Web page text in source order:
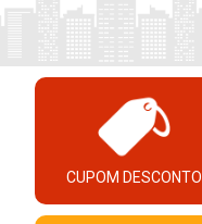
CUPOM DESCONTO